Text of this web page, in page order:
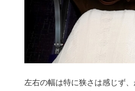
左右の幅は特に狭さは感じず